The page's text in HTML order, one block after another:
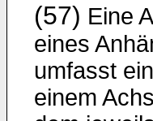
(57) Eine
eines
umfasst
einem